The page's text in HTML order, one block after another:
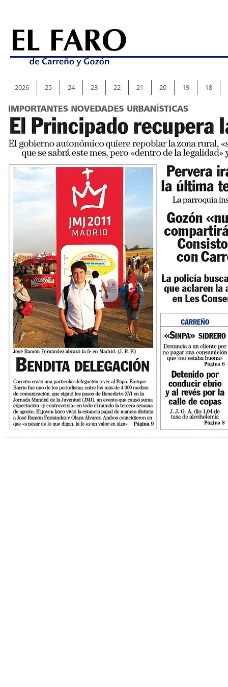
2026 25 24 23 22 21 20 19 18